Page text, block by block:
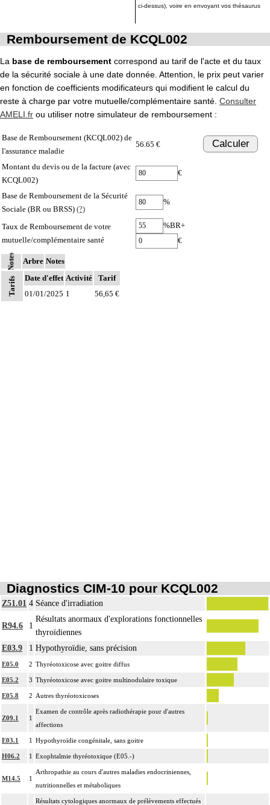
ci-dessus), voire en envoyant vos thésaurus
Remboursement de KCQL002
La base de remboursement correspond au tarif de l'acte et du taux
de la sécurité sociale à une date donnée. Attention, le prix peut varier
en fonction de coefficients modificateurs qui modifient le calcul du
reste à charge par votre mutuelle/complémentaire santé. Consulter
AMELI.fr ou utiliser notre simulateur de remboursement :
Base de Remboursement (KCQL002) de
l'assurance maladie
56.65 € Calculer
Montant du devis ou de la facture (avec
KCQL002)
€
Base de Remboursement de la Sécurité
Sociale (BR ou BRSS) (?)
%
Taux de Remboursement de votre
mutuelle/complémentaire santé
%BR+
€
Notes Arbre Notes
Tarifs Date d'effet Activité
Tarif
01/01/2025 1 56,65 €
Diagnostics CIM-10 pour KCQL002
Z51.01 4 Séance d'irradiation
R94.6 1
Résultats anormaux d'explorations fonctionnelles
thyroïdiennes
E03.9
1 Hypothyroïdie, sans précision
E05.0 2 Thyréotoxicose avec goitre diffus
E05.2 3 Thyréotoxicose avec goitre multinodulaire toxique
E05.8 2 Autres thyréotoxicoses
Z09.1 1
Examen de contrôle après radiothérapie pour d'autres
affections
E03.1 1 Hypothyroïdie congénitale, sans goitre
H06.2 1 Exophtalmie thyréotoxique (E05.-)
M14.5 1
Arthropathie au cours d'autres maladies endocriniennes,
nutritionnelles et métaboliques
Résultats cytologiques anormaux de prélèvements effectués